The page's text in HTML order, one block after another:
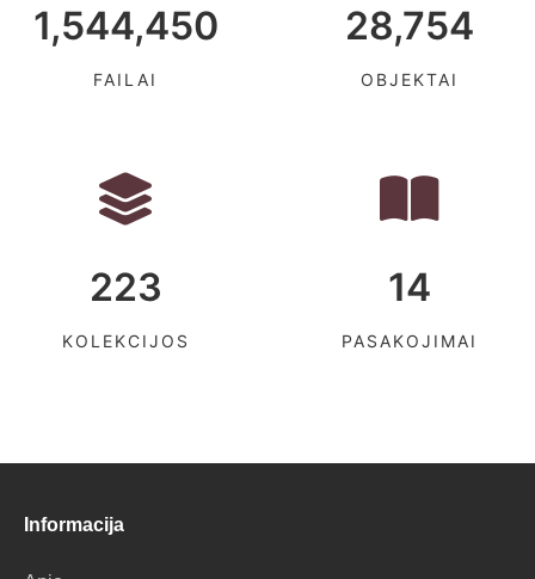
1,544,450
FAILAI
28,754
OBJEKTAI
223
KOLEKCIJOS
14
PASAKOJIMAI
Informacija